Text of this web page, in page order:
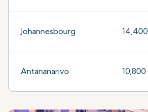
Johannesbourg 14,400
Antananarivo 10,800